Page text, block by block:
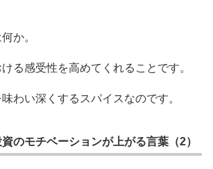
か。
る感受性を高めてくれることです。
わい深くするスパイスなのです。
のモチベーションが上がる言葉（2）